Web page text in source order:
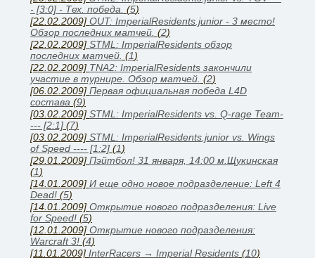
- [3:0] - Тех. победа. (5)
[22.02.2009] OUT: ImperialResidents.junior - 3 место!
Обзор последних матчей. (2)
[22.02.2009] STML: ImperialResidents обзор
последних матчей. (1)
[22.02.2009] TNA2: ImperialResidents закончили
участие в турнире. Обзор матчей. (2)
[06.02.2009] Первая официальная победа L4D
состава (9)
[03.02.2009] STML: ImperialResidents vs. Q-rage Team-
--- [2:1] (7)
[03.02.2009] STML: ImperialResidents.junior vs. Wings
of Speed ---- [1:2] (1)
[29.01.2009] Пэйтбол! 31 января, 14:00 м.Щукинская
(1)
[14.01.2009] И еще одно новое подразделение: Left 4
Dead! (5)
[14.01.2009] Открытие нового подразделения: Live
for Speed! (5)
[12.01.2009] Открытие нового подразделения:
Warcraft 3! (4)
[11.01.2009] InterRacers → Imperial Residents (10)